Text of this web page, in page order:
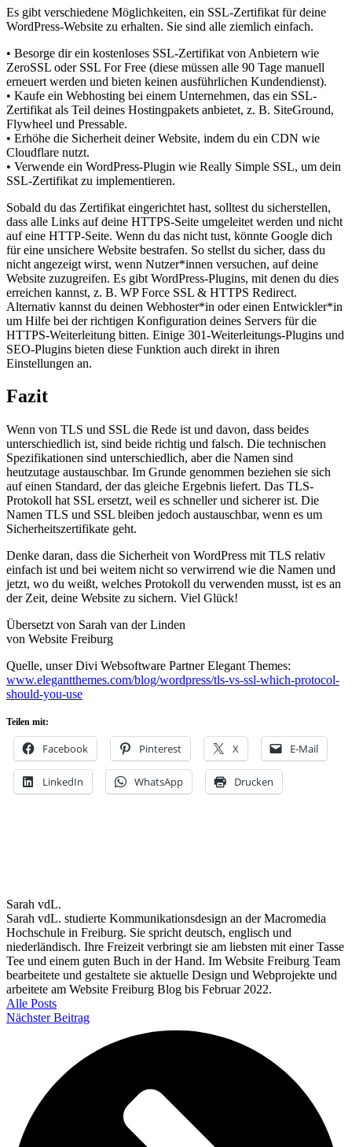
Es gibt verschiedene Möglichkeiten, ein SSL-Zertifikat für deine
WordPress-Website zu erhalten. Sie sind alle ziemlich einfach.
• Besorge dir ein kostenloses SSL-Zertifikat von Anbietern wie
ZeroSSL oder SSL For Free (diese müssen alle 90 Tage manuell
erneuert werden und bieten keinen ausführlichen Kundendienst).
• Kaufe ein Webhosting bei einem Unternehmen, das ein SSL-
Zertifikat als Teil deines Hostingpakets anbietet, z. B. SiteGround,
Flywheel und Pressable.
• Erhöhe die Sicherheit deiner Website, indem du ein CDN wie
Cloudflare nutzt.
• Verwende ein WordPress-Plugin wie Really Simple SSL, um dein
SSL-Zertifikat zu implementieren.
Sobald du das Zertifikat eingerichtet hast, solltest du sicherstellen,
dass alle Links auf deine HTTPS-Seite umgeleitet werden und nicht
auf eine HTTP-Seite. Wenn du das nicht tust, könnte Google dich
für eine unsichere Website bestrafen. So stellst du sicher, dass du
nicht angezeigt wirst, wenn Nutzer*innen versuchen, auf deine
Website zuzugreifen. Es gibt WordPress-Plugins, mit denen du dies
erreichen kannst, z. B. WP Force SSL & HTTPS Redirect.
Alternativ kannst du deinen Webhoster*in oder einen Entwickler*in
um Hilfe bei der richtigen Konfiguration deines Servers für die
HTTPS-Weiterleitung bitten. Einige 301-Weiterleitungs-Plugins und
SEO-Plugins bieten diese Funktion auch direkt in ihren
Einstellungen an.
Fazit
Wenn von TLS und SSL die Rede ist und davon, dass beides
unterschiedlich ist, sind beide richtig und falsch. Die technischen
Spezifikationen sind unterschiedlich, aber die Namen sind
heutzutage austauschbar. Im Grunde genommen beziehen sie sich
auf einen Standard, der das gleiche Ergebnis liefert. Das TLS-
Protokoll hat SSL ersetzt, weil es schneller und sicherer ist. Die
Namen TLS und SSL bleiben jedoch austauschbar, wenn es um
Sicherheitszertifikate geht.
Denke daran, dass die Sicherheit von WordPress mit TLS relativ
einfach ist und bei weitem nicht so verwirrend wie die Namen und
jetzt, wo du weißt, welches Protokoll du verwenden musst, ist es an
der Zeit, deine Website zu sichern. Viel Glück!
Übersetzt von Sarah van der Linden
von Website Freiburg
Quelle, unser Divi Websoftware Partner Elegant Themes:
www.elegantthemes.com/blog/wordpress/tls-vs-ssl-which-protocol-
should-you-use
Teilen mit:
Facebook Pinterest X E-Mail
LinkedIn WhatsApp Drucken
Sarah vdL.
Sarah vdL. studierte Kommunikationsdesign an der Macromedia
Hochschule in Freiburg. Sie spricht deutsch, englisch und
niederländisch. Ihre Freizeit verbringt sie am liebsten mit einer Tasse
Tee und einem guten Buch in der Hand. Im Website Freiburg Team
bearbeitete und gestaltete sie aktuelle Design und Webprojekte und
arbeitete am Website Freiburg Blog bis Februar 2022.
Alle Posts
Nächster Beitrag